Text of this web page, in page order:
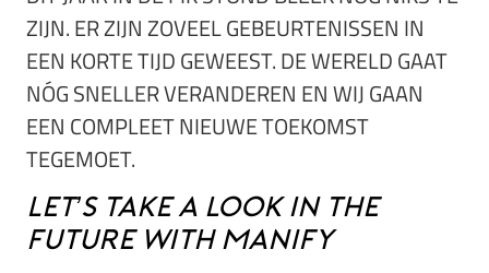
ZIJN. ER ZIJN ZOVEEL GEBEURTENISSEN IN
EEN KORTE TIJD GEWEEST. DE WERELD GAAT
NÓG SNELLER VERANDEREN EN WIJ GAAN
EEN COMPLEET NIEUWE TOEKOMST
TEGEMOET.
Let’s take a look in the
future with MANIFY